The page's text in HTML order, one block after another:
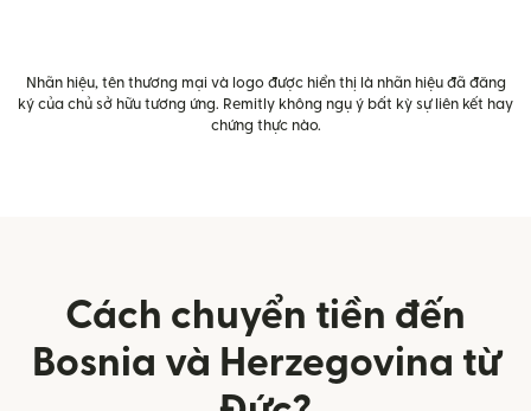
Nhãn hiệu, tên thương mại và logo được hiển thị là nhãn hiệu đã đăng
ký của chủ sở hữu tương ứng. Remitly không ngụ ý bất kỳ sự liên kết hay
chứng thực nào.
Cách chuyển tiền đến
Bosnia và Herzegovina từ